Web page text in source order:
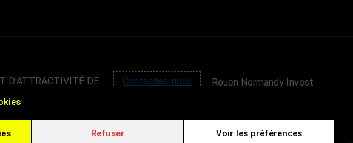
Refuser Voir les préférences
D'ATTRACTIVITÉ DE
Contactez-nous
Rouen Normandy Invest